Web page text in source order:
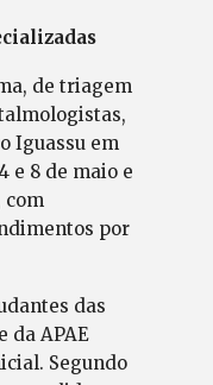
de triagem
Iguassu em
e 8 de maio e
com
por
das
da APAE
Segundo